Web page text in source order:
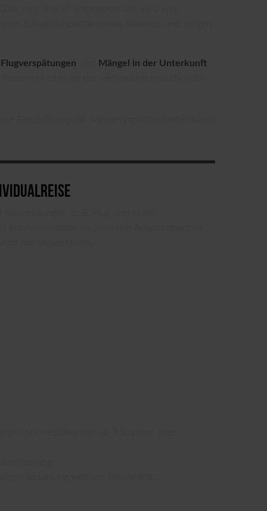
zum Strand" entpuppen sich als 2 km).
Schlag hunderttausende Reisende und sorgen
Flugverspätungen
Mängel in der Unterkunft
ist eines der verbraucherfreundlichsten
Einschätzung der Minderungssätze helfen kann?
(z. B. Flug und Hotel)
Reiseveranstalter als zentralen Ansprechpartner
des Veranstalters.
bei Verspätungen ab 3 Stunden oder
Bezahlung weit vor Reiseantritt.